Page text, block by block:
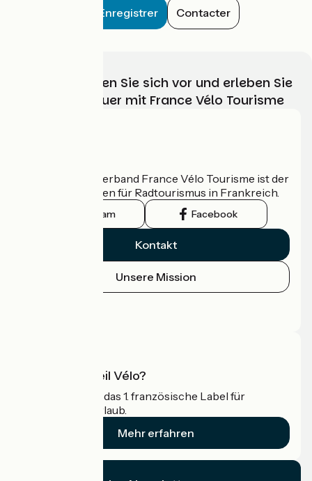
Enregistrer Contacter
Wählen, bereiten Sie sich vor und erleben Sie
Ihr Radabenteuer mit France Vélo Tourisme
Der nationale Verband France Vélo Tourisme ist der
offizielle Leitfaden für Radtourismus in Frankreich.
Instagram Facebook
Kontakt
Unsere Mission
Was ist Accueil Vélo?
Accueil Vélo ist das 1. französische Label für
Radfahrer im Urlaub.
Mehr erfahren